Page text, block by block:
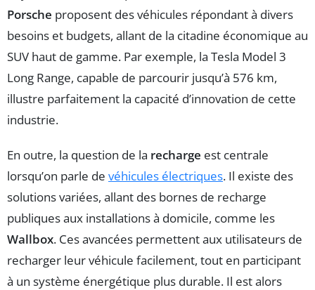
Porsche proposent des véhicules répondant à divers
besoins et budgets, allant de la citadine économique au
SUV haut de gamme. Par exemple, la Tesla Model 3
Long Range, capable de parcourir jusqu’à 576 km,
illustre parfaitement la capacité d’innovation de cette
industrie.
En outre, la question de la recharge est centrale
lorsqu’on parle de véhicules électriques. Il existe des
solutions variées, allant des bornes de recharge
publiques aux installations à domicile, comme les
Wallbox. Ces avancées permettent aux utilisateurs de
recharger leur véhicule facilement, tout en participant
à un système énergétique plus durable. Il est alors